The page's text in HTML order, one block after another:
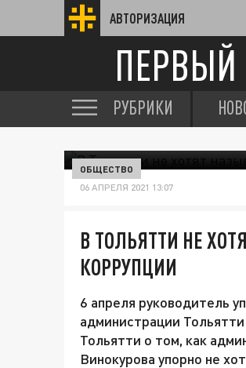
АВТОРИЗАЦИЯ
ПЕРВЫЙ
РУБРИКИ
ОБЩЕСТВО
06 АПРЕЛЯ 2021 13:07
В ТОЛЬЯТТИ НЕ
КОРРУПЦИИ
6 апреля руководитель
администрации
Тольятти о том, как
Винокурова упорно не